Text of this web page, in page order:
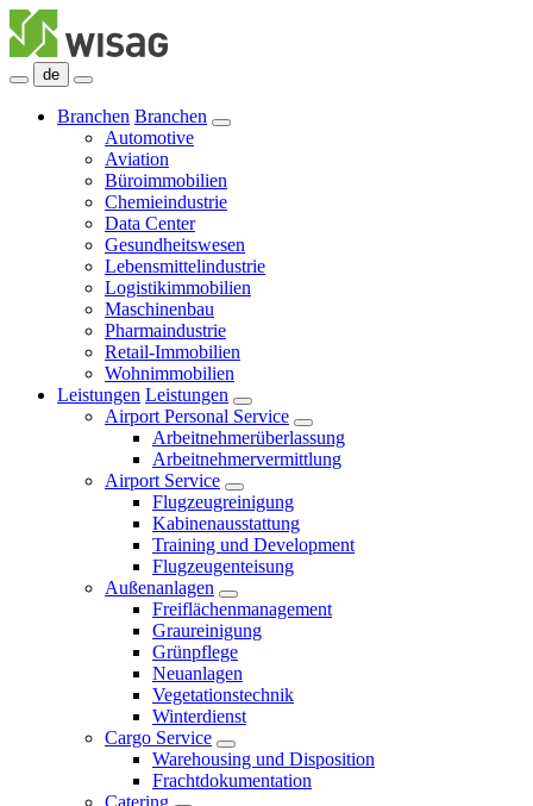
de
Branchen Branchen
Automotive
Aviation
Büroimmobilien
Chemieindustrie
Data Center
Gesundheitswesen
Lebensmittelindustrie
Logistikimmobilien
Maschinenbau
Pharmaindustrie
Retail-Immobilien
Wohnimmobilien
Leistungen Leistungen
Airport Personal Service
Arbeitnehmerüberlassung
Arbeitnehmervermittlung
Airport Service
Flugzeugreinigung
Kabinenausstattung
Training und Development
Flugzeugenteisung
Außenanlagen
Freiflächenmanagement
Graureinigung
Grünpflege
Neuanlagen
Vegetationstechnik
Winterdienst
Cargo Service
Warehousing und Disposition
Frachtdokumentation
Catering